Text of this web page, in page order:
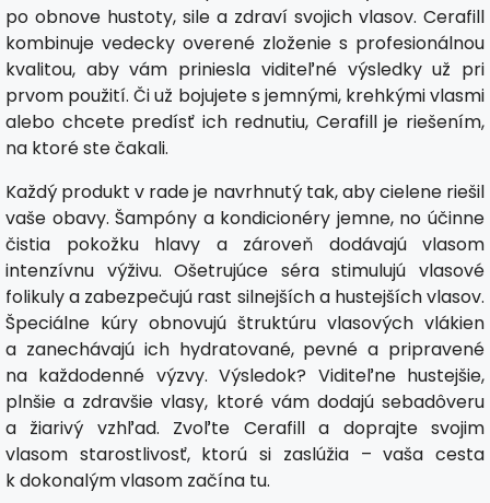
po obnove hustoty, sile a zdraví svojich vlasov. Cerafill
kombinuje vedecky overené zloženie s profesionálnou
kvalitou, aby vám priniesla viditeľné výsledky už pri
prvom použití. Či už bojujete s jemnými, krehkými vlasmi
alebo chcete predísť ich rednutiu, Cerafill je riešením,
na ktoré ste čakali.
Každý produkt v rade je navrhnutý tak, aby cielene riešil
vaše obavy. Šampóny a kondicionéry jemne, no účinne
čistia pokožku hlavy a zároveň dodávajú vlasom
intenzívnu výživu. Ošetrujúce séra stimulujú vlasové
folikuly a zabezpečujú rast silnejších a hustejších vlasov.
Špeciálne kúry obnovujú štruktúru vlasových vlákien
a zanechávajú ich hydratované, pevné a pripravené
na každodenné výzvy. Výsledok? Viditeľne hustejšie,
plnšie a zdravšie vlasy, ktoré vám dodajú sebadôveru
a žiarivý vzhľad. Zvoľte Cerafill a doprajte svojim
vlasom starostlivosť, ktorú si zaslúžia – vaša cesta
k dokonalým vlasom začína tu.